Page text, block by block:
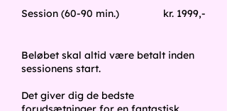
Session (60-90 min.) kr. 1999,-
Beløbet skal altid være betalt inden
sessionens start.
Det giver dig de bedste